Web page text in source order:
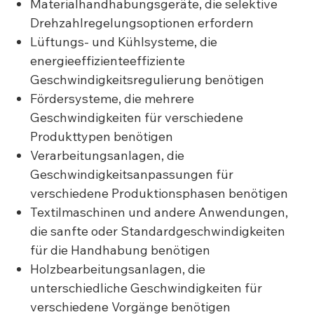
Materialhandhabungsgeräte, die selektive
Drehzahlregelungsoptionen erfordern
Lüftungs- und Kühlsysteme, die
energieeffizienteeffiziente
Geschwindigkeitsregulierung benötigen
Fördersysteme, die mehrere
Geschwindigkeiten für verschiedene
Produkttypen benötigen
Verarbeitungsanlagen, die
Geschwindigkeitsanpassungen für
verschiedene Produktionsphasen benötigen
Textilmaschinen und andere Anwendungen,
die sanfte oder Standardgeschwindigkeiten
für die Handhabung benötigen
Holzbearbeitungsanlagen, die
unterschiedliche Geschwindigkeiten für
verschiedene Vorgänge benötigen